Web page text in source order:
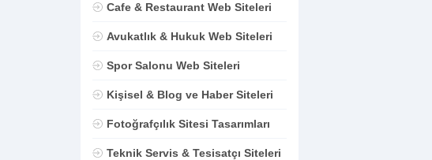
Cafe & Restaurant Web Siteleri
Avukatlık & Hukuk Web Siteleri
Spor Salonu Web Siteleri
Kişisel & Blog ve Haber Siteleri
Fotoğrafçılık Sitesi Tasarımları
Teknik Servis & Tesisatçı Siteleri